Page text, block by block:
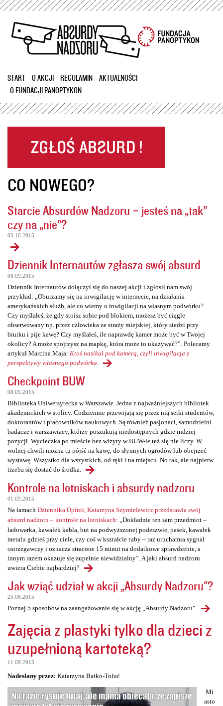
Przejdź
treści
START O AKCJI REGULAMIN
AKTUALNOŚCI
O FUNDACJI PANOPTYKON
CO NOWEGO?
Starcie Absurdów Nadzoru – jesteś na „tak”
czy na „nie”?
03.10.2015
Dziennik Internautów zgłasza swój absurd
08.09.2015
Dziennik Internautów dołączył się do naszej akcji i zgłosił nam swój
przykład: „Oburzamy się na inwigilację w internecie, na działania
amerykańskich służb, ale co wiemy o inwigilacji na własnym podwórku?
Czy myślałeś, że gdy stoisz sobie pod blokiem, możesz być ciągle
obserwowany np. przez człowieka ze straży miejskiej, który siedzi przy
biurku i pije kawę? Czy myślałeś, ile naprawdę kamer może być w Twojej
okolicy? A może spojrzysz na mapkę, która może to ukazywać?”. Polecamy
artykuł Marcina Maja: Ktoś nasikał pod kamerą, czyli inwigilacja z
perspektywy własnego podwórka
Checkpoint BUW
08.09.2015
Biblioteka Uniwersytecka w Warszawie. Jedna z najważniejszych bibliotek
akademickich w stolicy. Codziennie przewijają się przez nią setki studentów,
doktorantów i pracowników naukowych. Są również pasjonaci, samodzielni
badacze i warszawiacy, którzy poszukują niedostępnych gdzie indziej
pozycji. Wycieczka po mieście bez wizyty w BUW-ie też się nie liczy. W
wolnej chwili można tu pójść na kawę, do słynnych ogrodów lub obejrzeć
wystawę. Wszystko dla wszystkich, od ręki i na miejscu. No tak, ale najpierw
trzeba się dostać do środka.
Kontrole na lotniskach i absurdy nadzoru
01.09.2015
Na łamach Dziennika Opinii, Katarzyna Szymielewicz przedstawia swój
absurd nadzoru – kontrole na lotniskach: „Dokładnie ten sam przedmiot –
ładowarka, kawałek kabla, but na podwyższonej podeszwie, pasek, kawałek
metalu gdzieś przy ciele, czy coś w kształcie tuby – raz uruchamia sygnał
ostrzegawczy i oznacza stracone 15 minut na dodatkowe sprawdzenie, a
innym razem okazuje się zupełnie niewidzialny”. A jaki absurd nadzoru
uwiera Ciebie najbardziej?
Jak wziąć udział w akcji „Absurdy Nadzoru"?
25.08.2015
Poznaj 5 sposobów na zaangażowanie się w akcję „Absurdy Nadzoru".
Zajęcia z plastyki tylko dla dzieci z
uzupełnioną kartoteką?
11.09.2015
Nadesłany przez: Katarzyna Batko-Tołuć
Mi
asto